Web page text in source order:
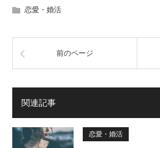
恋愛・婚活
前のページ
関連記事
恋愛・婚活